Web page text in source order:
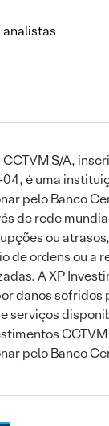
analistas
S/A,
é uma
pelo Banco
de rede
ou
de ordens ou a
A XP
danos sofridos
serviços
pelo Banco